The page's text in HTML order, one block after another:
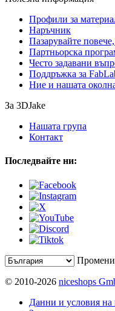
Профили за
Наръчник
Пазарувайте
Партньорска
Често задавани
Поддръжка за
Ние и нашата
За 3DJake
Нашата група
Контакт
Последвайте ни:
Промени
© 2010-2026 niceshops
Данни и условия на